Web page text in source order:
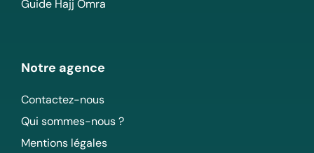
Guide Hajj Omra
Notre agence
Contactez-nous
Qui sommes-nous ?
Mentions légales